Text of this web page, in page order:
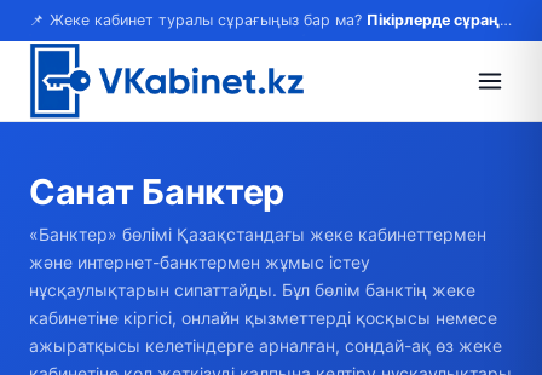
📌 Жеке кабинет туралы сұрағыңыз бар ма? Пікірлерде сұраңыз — жауап береміз!
Санат Банктер
«Банктер» бөлімі Қазақстандағы жеке кабинеттермен
және интернет-банктермен жұмыс істеу
нұсқаулықтарын сипаттайды. Бұл бөлім банктің жеке
кабинетіне кіргісі, онлайн қызметтерді қосқысы немесе
ажыратқысы келетіндерге арналған, сондай-ақ өз жеке